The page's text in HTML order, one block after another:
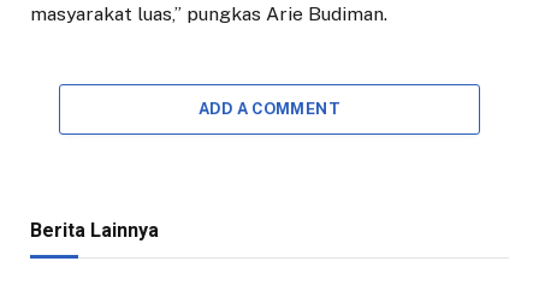
masyarakat luas,” pungkas Arie Budiman.
ADD A COMMENT
Berita Lainnya